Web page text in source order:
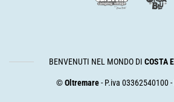
BENVENUTI NEL MONDO DI COSTA
©Oltremare- P.iva 03362540100 -